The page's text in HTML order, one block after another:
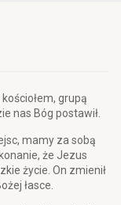
grupą
nas Bóg postawił.
mamy za sobą
że Jezus
życie. On zmienił
łasce.